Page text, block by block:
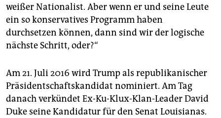
weißer Nationalist. Aber wenn er und seine Leute
ein so konservatives Programm haben
durchsetzen können, dann sind wir der logische
nächste Schritt, oder?“
Am 21. Juli 2016 wird Trump als republikanischer
Präsidentschaftskandidat nominiert. Am Tag
danach verkündet Ex-Ku-Klux-Klan-Leader David
Duke seine Kandidatur für den Senat Louisianas.